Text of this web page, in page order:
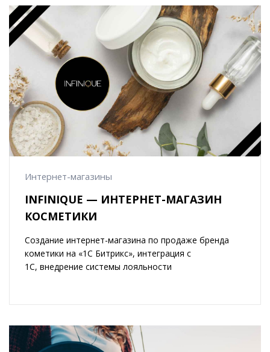
Интернет-магазины
INFINIQUE — ИНТЕРНЕТ-МАГАЗИН
КОСМЕТИКИ
Создание интернет-магазина по продаже бренда
кометики на «1С Битрикс», интеграция с
1С, внедрение системы лояльности